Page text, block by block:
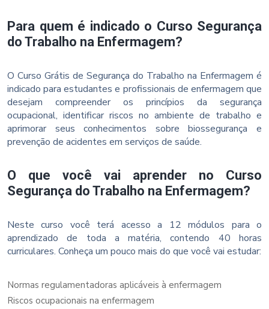
Para quem é indicado o Curso Segurança
do Trabalho na Enfermagem?
O Curso Grátis de Segurança do Trabalho na Enfermagem é
indicado para estudantes e profissionais de enfermagem que
desejam compreender os princípios da segurança
ocupacional, identificar riscos no ambiente de trabalho e
aprimorar seus conhecimentos sobre biossegurança e
prevenção de acidentes em serviços de saúde.
O que você vai aprender no Curso
Segurança do Trabalho na Enfermagem?
Neste curso você terá acesso a 12 módulos para o
aprendizado de toda a matéria, contendo 40 horas
curriculares. Conheça um pouco mais do que você vai estudar:
Normas regulamentadoras aplicáveis à enfermagem
Riscos ocupacionais na enfermagem